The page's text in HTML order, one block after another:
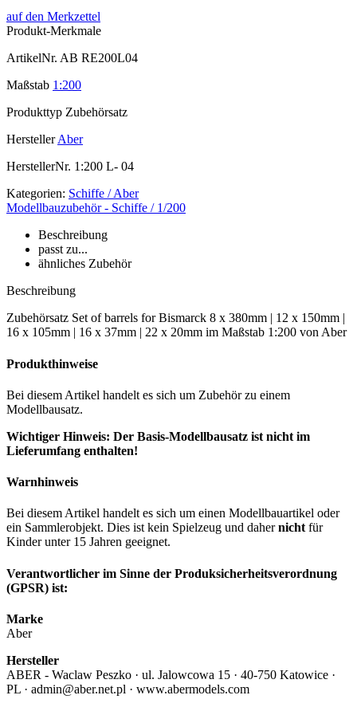
auf den Merkzettel
Produkt-Merkmale
ArtikelNr. AB RE200L04
Maßstab 1:200
Produkttyp Zubehörsatz
Hersteller Aber
HerstellerNr. 1:200 L- 04
Kategorien: Schiffe / Aber
Modellbauzubehör - Schiffe / 1/200
Beschreibung
passt zu...
ähnliches Zubehör
Beschreibung
Zubehörsatz Set of barrels for Bismarck 8 x 380mm | 12 x 150mm |
16 x 105mm | 16 x 37mm | 22 x 20mm im Maßstab 1:200 von Aber
Produkthinweise
Bei diesem Artikel handelt es sich um Zubehör zu einem
Modellbausatz.
Wichtiger Hinweis: Der Basis-Modellbausatz ist nicht im
Lieferumfang enthalten!
Warnhinweis
Bei diesem Artikel handelt es sich um einen Modellbauartikel oder
ein Sammlerobjekt. Dies ist kein Spielzeug und dahernicht für
Kinder unter 15 Jahren geeignet.
Verantwortlicher im Sinne der Produksicherheitsverordnung
(GPSR) ist:
Marke
Aber
Hersteller
ABER - Waclaw Peszko · ul. Jalowcowa 15 · 40-750 Katowice ·
PL · admin@aber.net.pl · www.abermodels.com